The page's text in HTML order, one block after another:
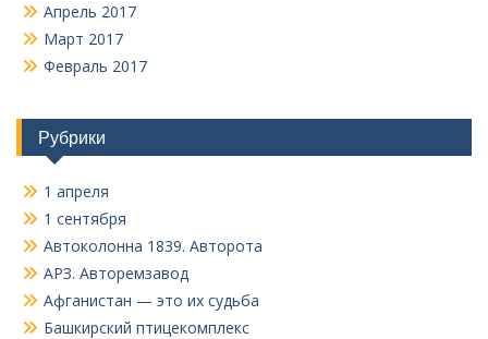
Апрель 2017
Март 2017
Февраль 2017
Рубрики
1 апреля
1 сентября
Автоколонна 1839. Авторота
АРЗ. Авторемзавод
Афганистан — это их судьба
Башкирский птицекомплекс